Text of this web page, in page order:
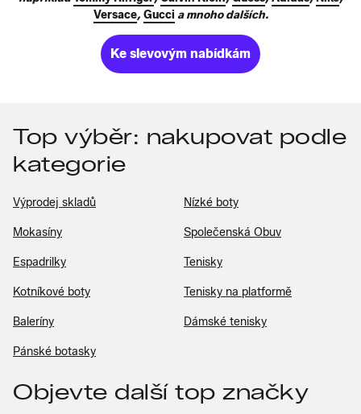
Versace,Gucci a mnoho dalších.
Ke slevovým nabídkám
Top výběr: nakupovat podle
kategorie
Výprodej skladů Nízké boty
Mokasíny Společenská Obuv
Espadrilky Tenisky
Kotníkové boty Tenisky na platformě
Baleríny Dámské tenisky
Pánské botasky
Objevte další top značky